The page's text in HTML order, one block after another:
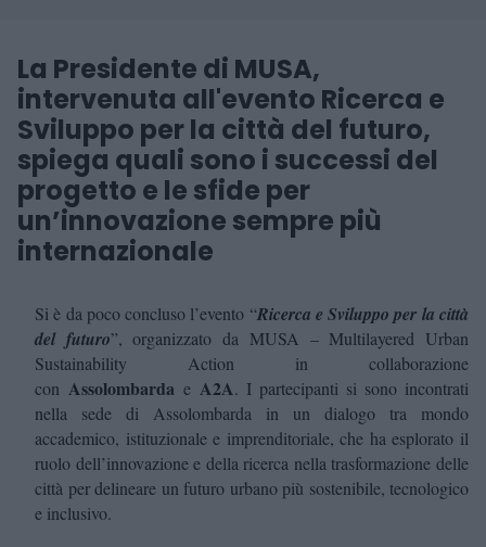
La Presidente di MUSA,
intervenuta all'evento Ricerca e
Sviluppo per la città del futuro,
spiega quali sono i successi del
progetto e le sfide per
un’innovazione sempre più
internazionale
Si è da poco concluso l’evento “Ricerca e Sviluppo per la città
del futuro”,organizzato da MUSA – Multilayered Urban
Sustainability Action
in collaborazione
con Assolombarda e A2A. I partecipanti si sono incontrati
nella sede di Assolombarda in un dialogo tra mondo
accademico, istituzionale e imprenditoriale, che ha esplorato il
ruolo dell’innovazione e della ricerca nella trasformazione delle
città per delineare un futuro urbano più sostenibile, tecnologico
e inclusivo.